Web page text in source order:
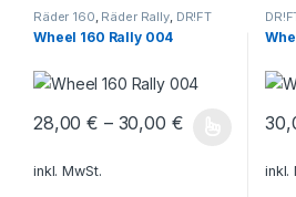
Räder 160, Räder Rally, DR!FT
Räder
Wheel 160 Rally 004
28,00€ – 30,00 €
Dieses Produkt weist mehrere
inkl. MwSt. inkl.